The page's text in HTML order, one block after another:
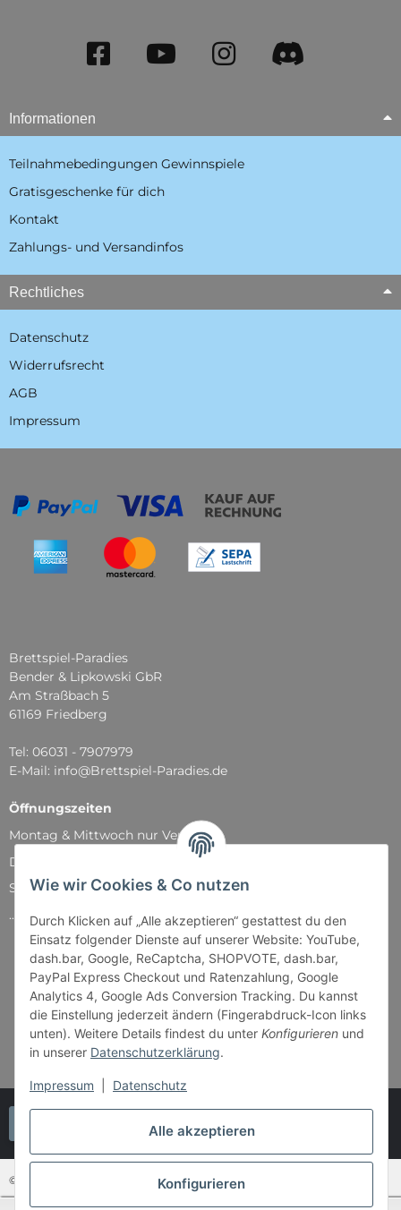
Alle akzeptieren
Konfigurieren
Wie wir Cookies & Co nutzen
Durch Klicken auf „Alle akzeptieren“ gestattest du den
Einsatz folgender Dienste auf unserer Website: YouTube,
dash.bar, Google, ReCaptcha, SHOPVOTE, dash.bar,
PayPal Express Checkout und Ratenzahlung, Google
Analytics 4, Google Ads Conversion Tracking. Du kannst
die Einstellung jederzeit ändern (Fingerabdruck-Icon links
unten). Weitere Details findest du unter Konfigurieren und
in unserer Datenschutzerklärung.
Impressum Datenschutz
Informationen
Teilnahmebedingungen Gewinnspiele
Gratisgeschenke für dich
Kontakt
Zahlungs- und Versandinfos
Rechtliches
Datenschutz
Widerrufsrecht
AGB
Impressum
Brettspiel-Paradies
Bender & Lipkowski GbR
Am Straßbach 5
61169 Friedberg
Tel: 06031 - 7907979
E-Mail: info@Brettspiel-Paradies.de
Öffnungszeiten
Montag & Mittwoch nur Versand
Dienstag, Donnerstag und Freitag: 11:00 - 18:30 Uhr
Samstag: 11:00 - 14:00 Uhr
...und natürlich während unserer Events
© Bender & Lipkowski GbR - Brettspiel-Paradies